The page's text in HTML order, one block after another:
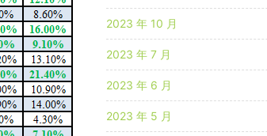
2023 年 10 月
2023 年 7 月
2023 年 6 月
2023 年 5 月